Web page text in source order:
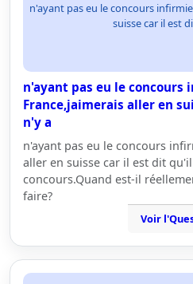
n'ayant pas eu le concours
suisse car il est
n'ayant pas eu le concours
France,jaimerais aller en
n'y a
n'ayant pas eu le concours
aller en suisse car il est dit
concours.Quand est-il
faire?
Voir